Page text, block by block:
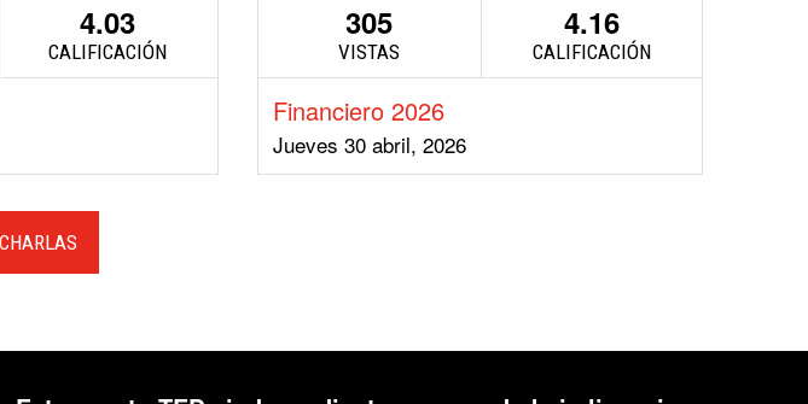
4.03
CALIFICACIÓN
305
VISTAS
4.16
CALIFICACIÓN
Financiero 2026
Jueves 30 abril, 2026